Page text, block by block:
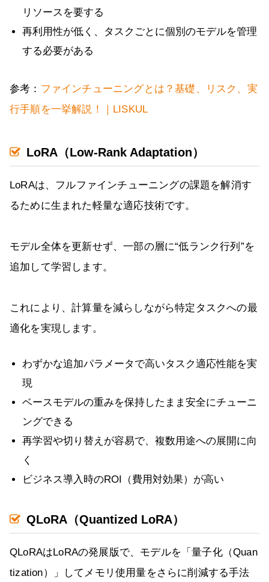
リソースを要する
再利用性が低く、タスクごとに個別のモデルを管理
する必要がある
参考： ファインチューニングとは？基礎、リスク、実
行手順を一挙解説！｜LISKUL
LoRA（Low-Rank Adaptation）
LoRAは、フルファインチューニングの課題を解消す
るために生まれた軽量な適応技術です。
モデル全体を更新せず、一部の層に“低ランク行列”を
追加して学習します。
これにより、計算量を減らしながら特定タスクへの最
適化を実現します。
わずかな追加パラメータで高いタスク適応性能を実
現
ベースモデルの重みを保持したまま安全にチューニ
ングできる
再学習や切り替えが容易で、複数用途への展開に向
く
ビジネス導入時のROI（費用対効果）が高い
QLoRA（Quantized LoRA）
QLoRAはLoRAの発展版で、モデルを「量子化（Quan
tization）」してメモリ使用量をさらに削減する手法